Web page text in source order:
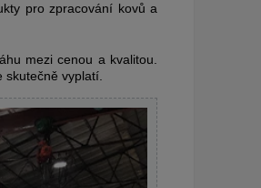
pro zpracování kovů a
mezi cenou a kvalitou.
vyplatí.